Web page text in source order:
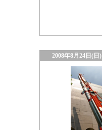
2008年8月24日(日)